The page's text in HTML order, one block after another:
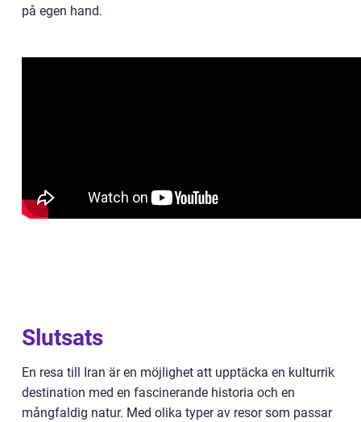
på egen hand.
Slutsats
En resa till Iran är en möjlighet att upptäcka en kulturrik
destination med en fascinerande historia och en
mångfaldig natur. Med olika typer av resor som passar